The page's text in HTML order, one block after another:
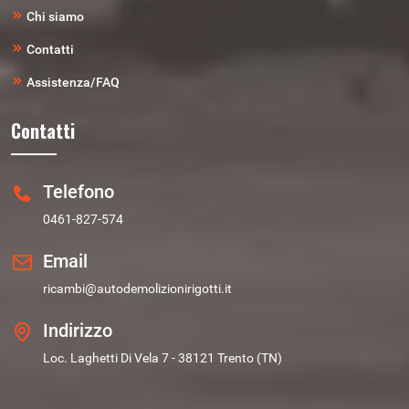
Chi siamo
Contatti
Assistenza/FAQ
Contatti
Telefono
0461-827-574
Email
ricambi@autodemolizionirigotti.it
Indirizzo
Loc. Laghetti Di Vela 7 - 38121 Trento (TN)